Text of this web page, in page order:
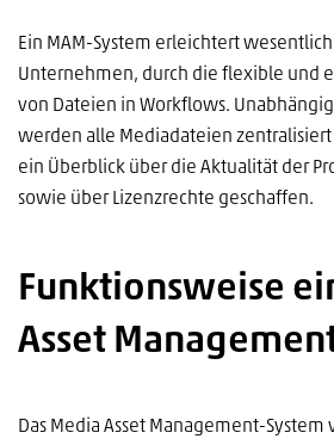
Ein MAM-System erleichtert
Unternehmen, durch die flexible und
von Dateien in Workflows.
werden alle Mediadateien
ein Überblick über die Aktualität der
sowie über Lizenzrechte geschaffen.
Funktionsweise
Asset
Das Media Asset Management-